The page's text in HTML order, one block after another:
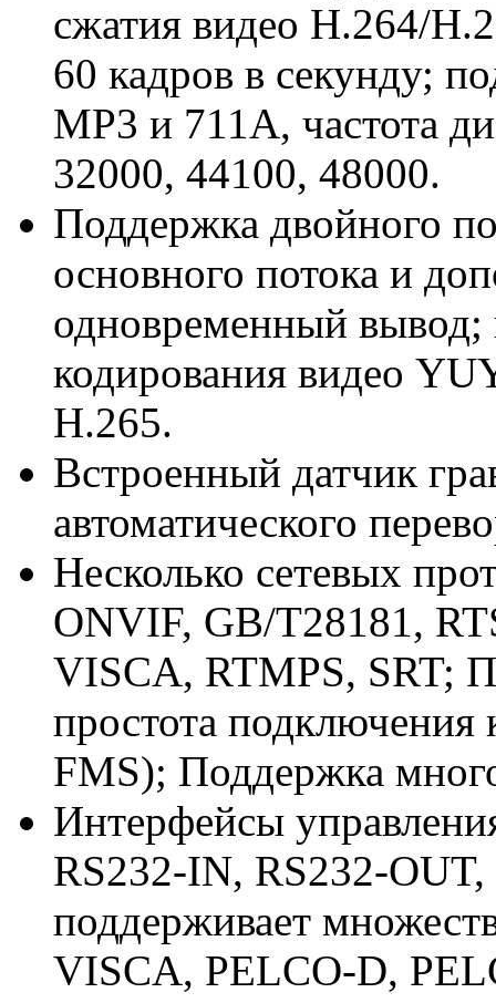
сжатия видео H.264/
60 кадров в секунду;
MP3 и 711A, частота
32000, 44100, 48000.
Поддержка двойного
основного потока и
одновременный вывод;
кодирования видео
H.265.
Встроенный датчик
автоматического
Несколько сетевых
ONVIF, GB/T28181,
VISCA, RTMPS, SRT;
простота подключения
FMS); Поддержка
Интерфейсы
RS232-IN, RS232-OUT,
поддерживает
VISCA, PELCO-D,